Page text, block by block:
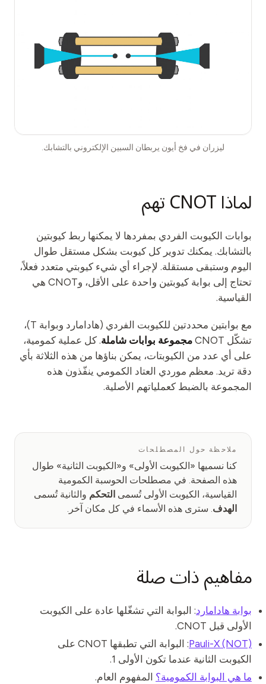
ليزران في فخ أيون يربطان السبين الإلكتروني بالتشابك.
لماذا CNOT تهم
بوابات الكيوبت الفردي بمفردها لا يمكنها ربط كيوبتين
بالتشابك. يمكنك تدوير كل كيوبت بشكل مستقل طوال
اليوم وستبقى مستقلة. لإجراء أي شيء كيوبتي متعدد فعلاً،
تحتاج إلى بوابة كيوبتين واحدة على الأقل، وCNOT هي
القياسية.
مع بوابتين محددتين للكيوبت الفردي (هادامارد وبوابة T)،
تشكّل CNOT
مجموعة بوابات شاملة. كل عملية كمومية،
على أي عدد من الكيوبتات، يمكن بناؤها من هذه الثلاثة بأي
دقة تريد. معظم موردي العتاد الكمومي ينفّذون هذه
المجموعة بالضبط كعملياتهم الأصلية.
ملاحظة حول المصطلحات
كنا نسميها «الكيوبت الأولى» و«الكيوبت الثانية» طوال
هذه الصفحة. في مصطلحات الحوسبة الكمومية
القياسية، الكيوبت الأولى تُسمى التحكم والثانية تُسمى
الهدف. سترى هذه الأسماء في كل مكان آخر.
مفاهيم ذات صلة
بوابة هادامارد: البوابة التي تشغّلها عادة على الكيوبت
الأولى قبل CNOT.
Pauli-X (NOT)
: البوابة التي تطبقها CNOT على
الكيوبت الثانية عندما تكون الأولى 1.
ما هي البوابة الكمومية؟ المفهوم العام.